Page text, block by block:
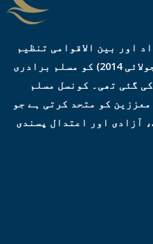
اور بین الاقوامی تنظیم
ہے جو 21 رمضان 1435 ہجری (18 جولائی 2014) کو مسلم برادری
گئی تھی۔ کونسل مسلم
کو متحد کرتی ہے جو
آزادی اور اعتدال پسندی